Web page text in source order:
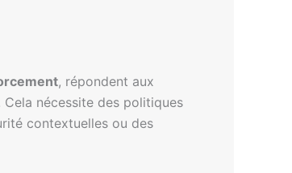
, répondent aux
nécessite des politiques
contextuelles ou des